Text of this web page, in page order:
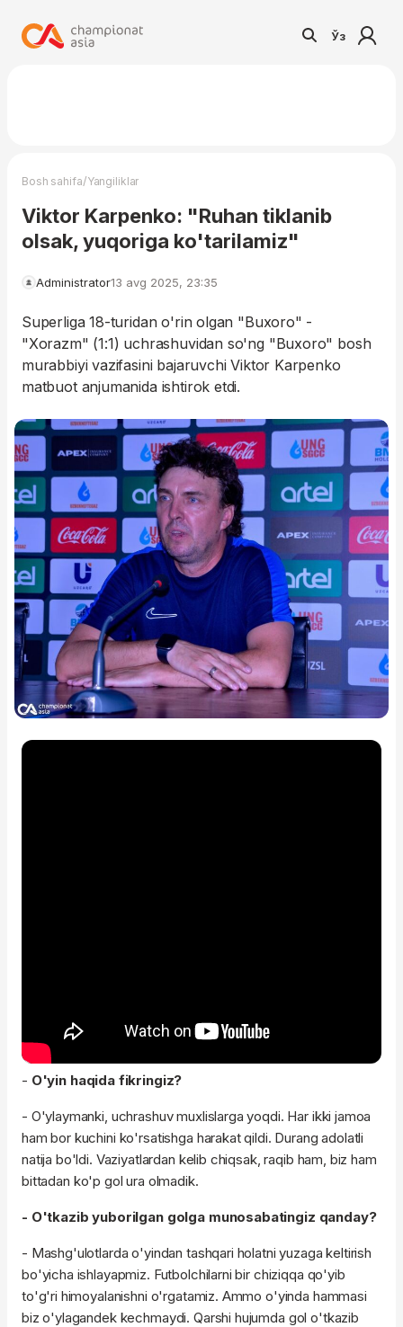
Ўз
Bosh sahifa/Yangiliklar
Viktor Karpenko: "Ruhan tiklanib
olsak, yuqoriga ko'tarilamiz"
Administrator13 avg 2025, 23:35
Superliga 18-turidan o'rin olgan "Buxoro" -
"Xorazm" (1:1) uchrashuvidan so'ng "Buxoro" bosh
murabbiyi vazifasini bajaruvchi Viktor Karpenko
matbuot anjumanida ishtirok etdi.
- O'yin haqida fikringiz?
- O'ylaymanki, uchrashuv muxlislarga yoqdi. Har ikki jamoa
ham bor kuchini ko'rsatishga harakat qildi. Durang adolatli
natija bo'ldi. Vaziyatlardan kelib chiqsak, raqib ham, biz ham
bittadan ko'p gol ura olmadik.
- O'tkazib yuborilgan golga munosabatingiz qanday?
- Mashg'ulotlarda o'yindan tashqari holatni yuzaga keltirish
bo'yicha ishlayapmiz. Futbolchilarni bir chiziqqa qo'yib
to'g'ri himoyalanishni o'rgatamiz. Ammo o'yinda hammasi
biz o'ylagandek kechmaydi. Qarshi hujumda gol o'tkazib